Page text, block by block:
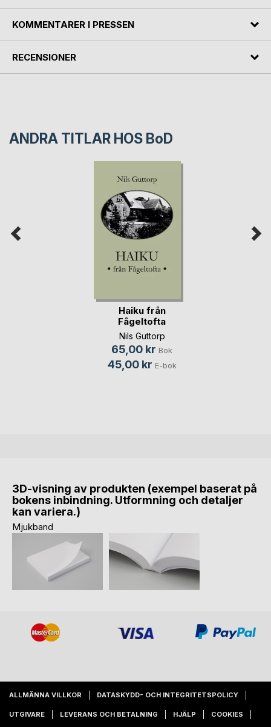
KOMMENTARER I PRESSEN
RECENSIONER
ANDRA TITLAR HOS BoD
Haiku från
Fågeltofta
Nils Guttorp
65,00 kr Bok
45,00 kr E-bok
3D-visning av produkten (exempel baserat på
bokens inbindning. Utformning och detaljer
kan variera.)
Mjukband
ALLMÄNNA VILLKOR DATASKYDD- OCH INTEGRITETSPOLICY
UTGIVARE LEVERANS OCH BETALNING HJÄLP COOKIES